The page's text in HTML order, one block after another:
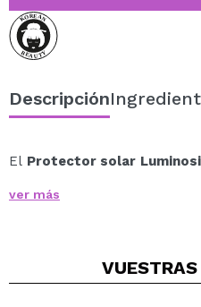
Descripción
El Protector solar
que ofrece alta
Su innovadora textura
ver más
VUESTRAS